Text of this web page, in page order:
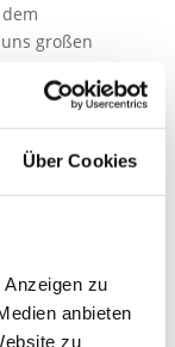
Über Cookies
zu
anbieten
zu
großen
Die
Tag
auf ein
mit dem